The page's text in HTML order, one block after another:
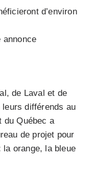
d’environ
annonce
de Laval et de
leurs différends au
du Québec a
de projet pour
orange, la bleue